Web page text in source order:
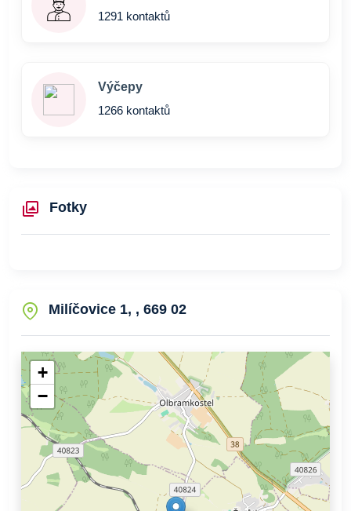
1291 kontaktů
Výčepy
1266 kontaktů
Fotky
Milíčovice 1, , 669 02
+
−